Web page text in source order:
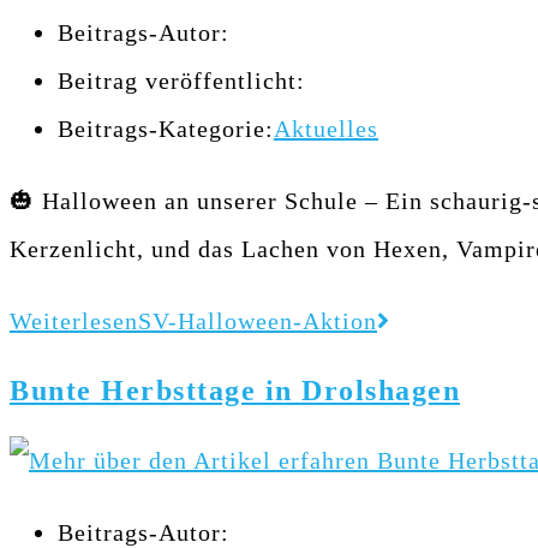
Beitrags-Autor:
Beitrag veröffentlicht:
Beitrags-Kategorie:Aktuelles
🎃 Halloween an unserer Schule – Ein
Kerzenlicht, und das Lachen von Hexen,
WeiterlesenSV-Halloween-Aktion
Bunte Herbsttage in Drolshagen
Beitrags-Autor: